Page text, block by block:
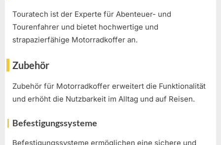
Touratech ist der Experte für Abenteuer- und
Tourenfahrer und bietet hochwertige und
strapazierfähige Motorradkoffer an.
Zubehör
Zubehör für Motorradkoffer erweitert die Funktionalität
und erhöht die Nutzbarkeit im Alltag und auf Reisen.
Befestigungssysteme
Befestigungssysteme ermöglichen eine sichere und